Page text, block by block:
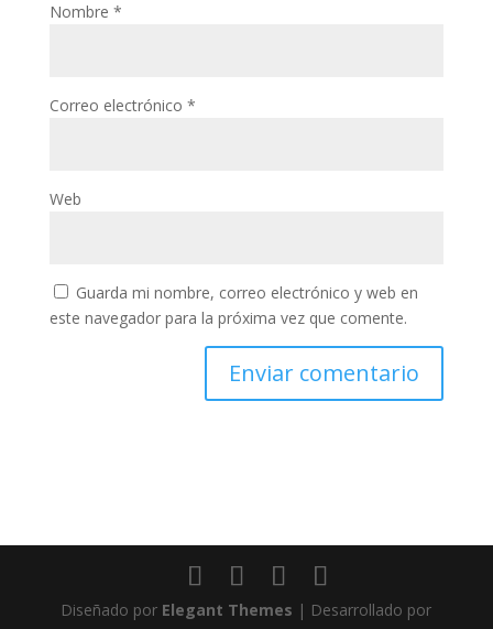
Nombre *
Correo electrónico *
Web
Guarda mi nombre, correo electrónico y web en
este navegador para la próxima vez que comente.
Diseñado por Elegant Themes | Desarrollado por